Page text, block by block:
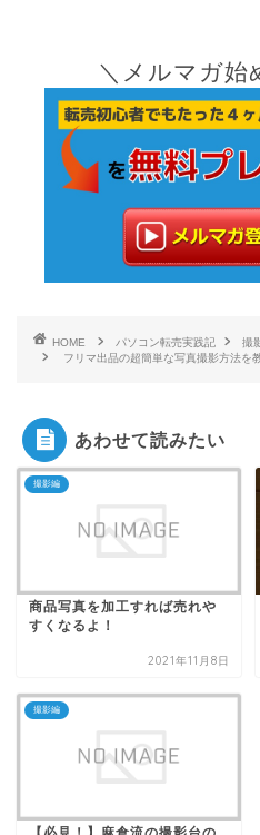
＼メルマガ始
HOME パソコン転売実践記
撮
フリマ出品の超簡単な写真撮影方法を
あわせて読みたい
撮影編
商品写真を加工すれば売れや
すくなるよ！
2021年11月8日
撮影編